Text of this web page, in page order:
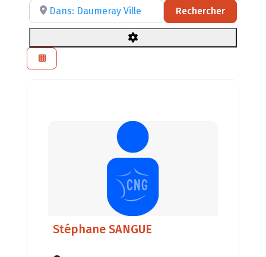
Recherchez par RÉGION, DÉPARTEMENT ou VILLE
Rechercher
Stéphane SANGUE